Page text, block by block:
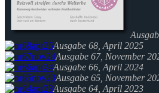
Ausgabe 68, April 2025
Ausgabe 67, November
Ausgabe 66, April 2024
Ausgabe 65, November
Ausgabe 64, April 2023